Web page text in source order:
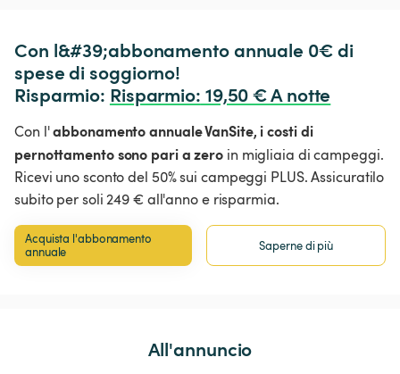
Con l&#39;abbonamento annuale 0€ di
spese di soggiorno!
Risparmio: Risparmio: 19,50 € A notte
Con l'abbonamento annuale VanSite, i costi di
pernottamento sono pari a zero in migliaia di campeggi.
Ricevi uno sconto del 50% sui campeggi PLUS. Assicuratilo
subito per soli 249 € all'anno e risparmia.
Acquista l'abbonamento
annuale
Saperne di più
All'annuncio